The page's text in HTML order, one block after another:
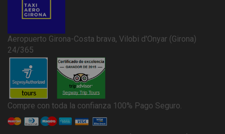
Aeropuerto Girona-Costa brava, Vilobi d'Onyar (Girona)
24/365
Compre con toda la confianza 100% Pago Seguro.